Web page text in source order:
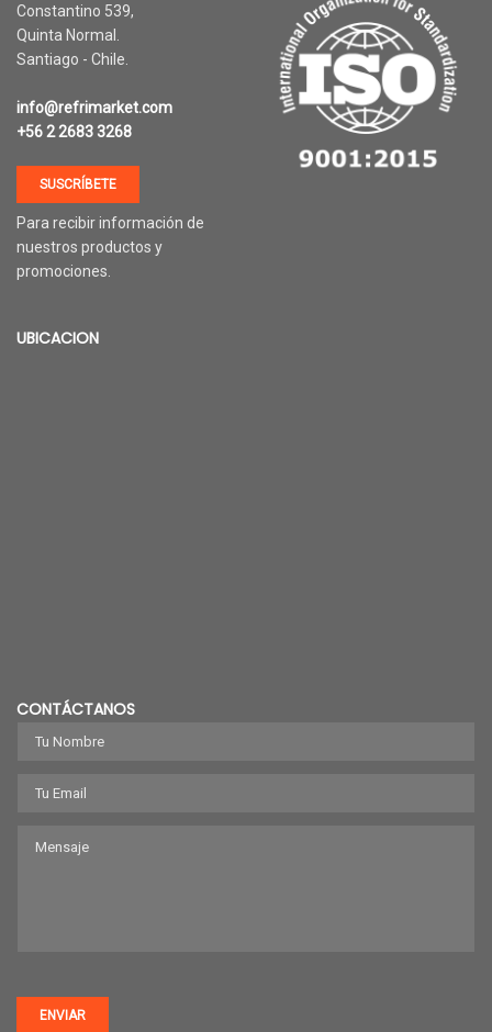
Constantino 539,
Quinta Normal.
Santiago - Chile.
info@refrimarket.com
+56 2 2683 3268
SUSCRÍBETE
Para recibir información de
nuestros productos y
promociones.
UBICACION
CONTÁCTANOS
ENVIAR